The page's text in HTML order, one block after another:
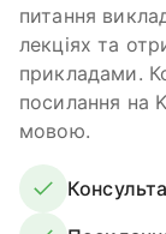
питання
лекціях та
прикладами.
посилання на
мовою.